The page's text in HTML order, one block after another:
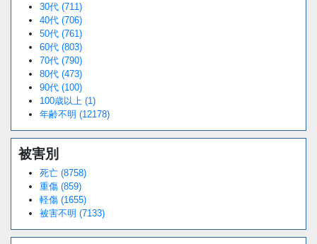
30代 (711)
40代 (706)
50代 (761)
60代 (803)
70代 (790)
80代 (473)
90代 (100)
100歳以上 (1)
年齢不明 (12178)
被害別
死亡 (8758)
重傷 (859)
軽傷 (1655)
被害不明 (7133)